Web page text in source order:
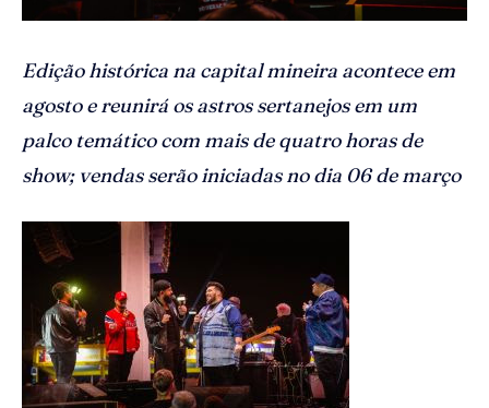
Edição histórica na capital mineira acontece em
agosto e reunirá os astros sertanejos em um
palco temático com mais de quatro horas de
show; vendas serão iniciadas no dia 06 de março